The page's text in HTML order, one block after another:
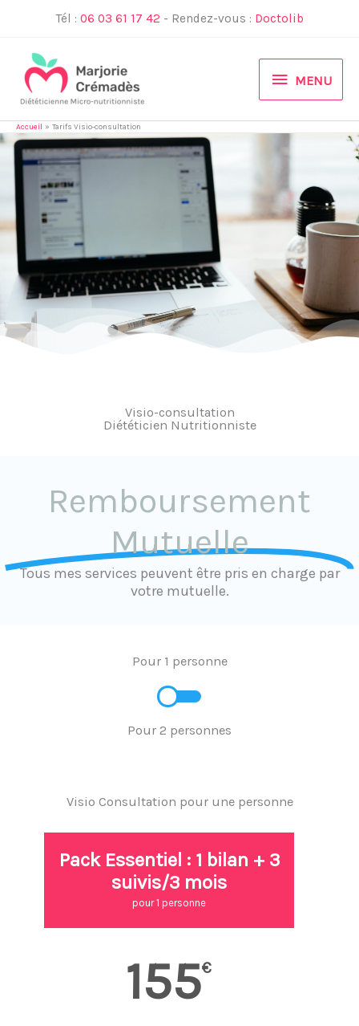
Tél : 06 03 61 17 42 - Rendez-vous : Doctolib
MENU
MENU
Accueil Tarifs Visio-consultation
Visio-consultation
Diététicien Nutritionniste
Remboursement
Mutuelle
Tous mes services peuvent être pris en charge par
votre mutuelle.
Pour 1 personne
Pour 2 personnes
Visio Consultation pour une personne
Pack Essentiel : 1 bilan + 3
suivis/3 mois
pour 1 personne
155€